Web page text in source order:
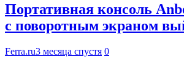
Портативная консоль
с поворотным экраном
Ferra.ru3 месяца спустя 0